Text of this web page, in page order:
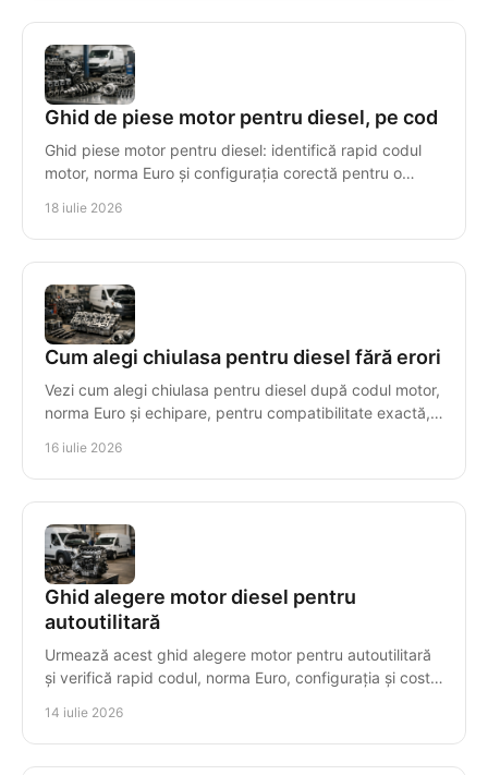
Ghid de piese motor pentru diesel, pe cod
Ghid piese motor pentru diesel: identifică rapid codul
motor, norma Euro și configurația corectă pentru o
18 iulie 2026
Cum alegi chiulasa pentru diesel fără erori
Vezi cum alegi chiulasa pentru diesel după codul motor,
norma Euro și echipare, pentru compatibilitate exactă,
16 iulie 2026
Ghid alegere motor diesel pentru
autoutilitară
Urmează acest ghid alegere motor pentru autoutilitară
și verifică rapid codul, norma Euro, configurația și costul
14 iulie 2026